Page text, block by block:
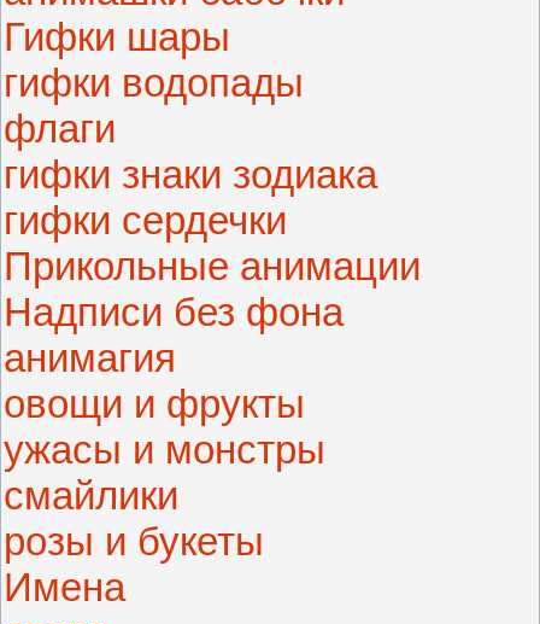
Гифки шары
гифки водопады
флаги
гифки знаки зодиака
гифки сердечки
Прикольные анимации
Надписи без фона
анимагия
овощи и фрукты
ужасы и монстры
смайлики
розы и букеты
Имена